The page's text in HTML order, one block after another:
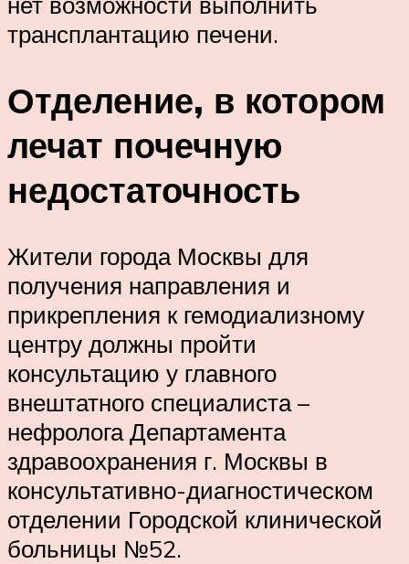
трансплантацию печени.
Отделение, в котором
лечат почечную
недостаточность
Жители города Москвы для
получения направления и
прикрепления к гемодиализному
центру должны пройти
консультацию у главного
внештатного специалиста –
нефролога Департамента
здравоохранения г. Москвы в
консультативно-диагностическом
отделении Городской клинической
больницы №52.